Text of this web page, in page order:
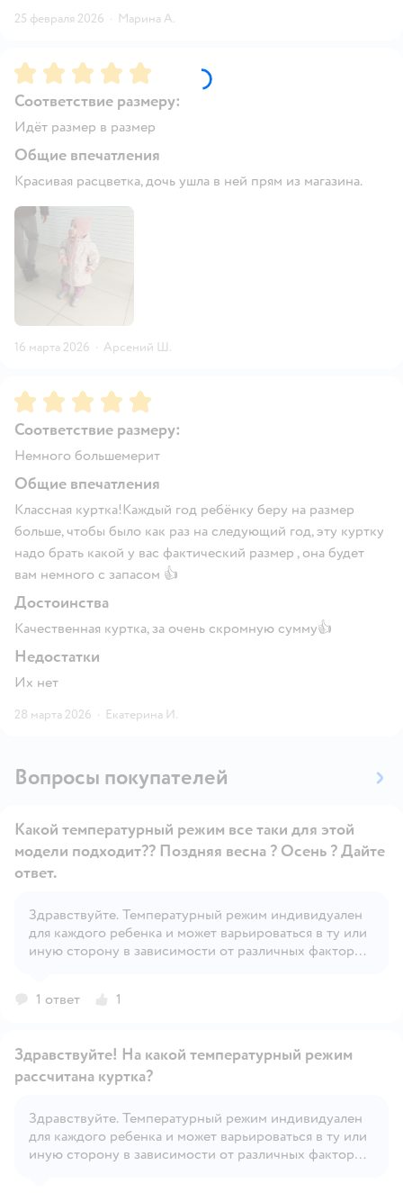
25 февраля 2026 · Марина А.
Рейтинг:5
Соответствие размеру:
Идёт размер в размер
Общие впечатления
Красивая расцветка, дочь ушла в ней прям из магазина.
16 марта 2026 · Арсений Ш.
Рейтинг:5
Соответствие размеру:
Немного большемерит
Общие впечатления
Классная куртка!Каждый год ребёнку беру на размер
больше, чтобы было как раз на следующий год, эту куртку
надо брать какой у вас фактический размер , она будет
вам немного с запасом 👍
Достоинства
Качественная куртка, за очень скромную сумму👍
Недостатки
Их нет
28 марта 2026 · Екатерина И.
Вопросы покупателей
Открыть вопрос
Какой температурный режим все таки для этой
модели подходит?? Поздняя весна ? Осень ? Дайте
ответ.
Здравствуйте. Температурный режим индивидуален
для каждого ребенка и может варьироваться в ту или
иную сторону в зависимости от различных факторов
активность ребенка и т.д.
1 ответ 1
Открыть вопрос
Здравствуйте! На какой температурный режим
рассчитана куртка?
Здравствуйте. Температурный режим индивидуален
для каждого ребенка и может варьироваться в ту или
иную сторону в зависимости от различных факторов